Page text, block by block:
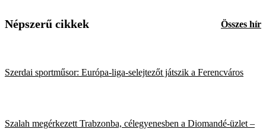
Népszerű cikkek Összes hír
Szerdai sportműsor: Európa-liga-selejtezőt játszik a Ferencváros
Szalah megérkezett Trabzonba, célegyenesben a Diomandé-üzlet –